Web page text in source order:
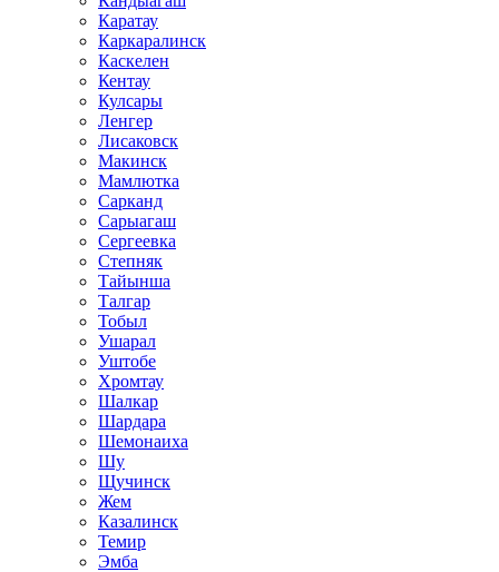
Каратау
Каркаралинск
Каскелен
Кентау
Кулсары
Ленгер
Лисаковск
Макинск
Мамлютка
Сарканд
Сарыагаш
Сергеевка
Степняк
Тайынша
Талгар
Тобыл
Ушарал
Уштобе
Хромтау
Шалкар
Шардара
Шемонаиха
Шу
Щучинск
Жем
Казалинск
Темир
Эмба